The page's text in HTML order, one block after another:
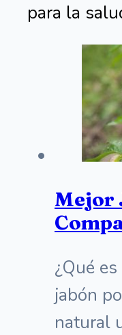
para la
Mejor
¿Qué
jabón
natural